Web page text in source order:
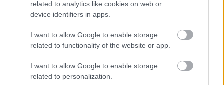
related to analytics like cookies on web or
device identifiers in apps.
I want to allow Google to enable storage
related to functionality of the website or app.
I want to allow Google to enable storage
related to personalization.
Tovább bővítik az Arm-alapú Copilot+ PC-khez
elérhető natív alkalmazások és emulált élmények
listáját. Jelenleg olyanok érhetőek el rájuk, mint a
Chrome, a Zoom, a Brave, az Opera, a Slack, a Spotify,